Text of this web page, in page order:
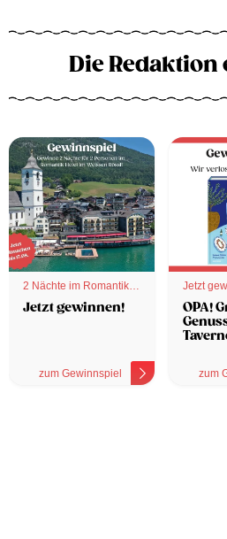
Die
2 Nächte im Romantik
Hotel
Jetzt gewinnen!
zum Gewinnspiel
Jetzt
OPA!
zum